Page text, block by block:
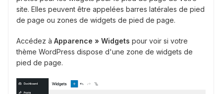
site. Elles peuvent être appelées barres latérales de pied
de page ou zones de widgets de pied de page.
Accédez à Apparence » Widgets pour voir si votre
thème WordPress dispose d'une zone de widgets de
pied de page.